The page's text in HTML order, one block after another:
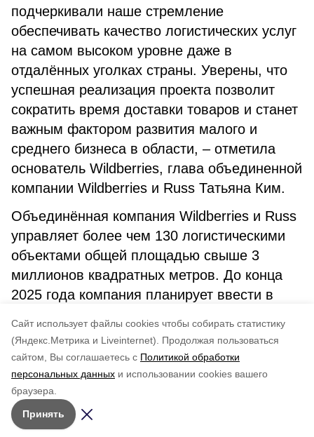
Cайт использует файлы cookies чтобы собирать статистику
(Яндекс.Метрика и Liveinternet).
Продолжая пользоваться
сайтом, Вы соглашаетесь с Политикой обработки
персональных данных и использовании cookies вашего
браузера.
Принять
подчеркивали наше стремление
обеспечивать качество логистических услуг
на самом высоком уровне даже в
отдалённых уголках страны. Уверены, что
успешная реализация проекта позволит
сократить время доставки товаров и станет
важным фактором развития малого и
среднего бизнеса в области, – отметила
основатель Wildberries, глава объединенной
компании Wildberries и Russ Татьяна Ким.
Объединённая компания Wildberries и Russ
управляет более чем 130 логистическими
объектами общей площадью свыше 3
миллионов квадратных метров. До конца
2025 года компания планирует ввести в
квадратных метров складских площадей.
по оценке
5